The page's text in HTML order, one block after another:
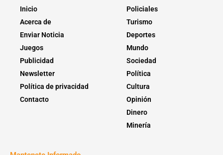
Inicio
Acerca de
Enviar Noticia
Juegos
Publicidad
Newsletter
Política de privacidad
Contacto
Policiales
Turismo
Deportes
Mundo
Sociedad
Política
Cultura
Opinión
Dinero
Minería